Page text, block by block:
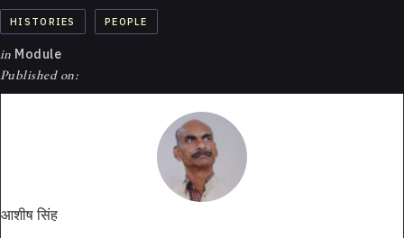
HISTORIES PEOPLE
in Module
Published on:
आशीष सिंह